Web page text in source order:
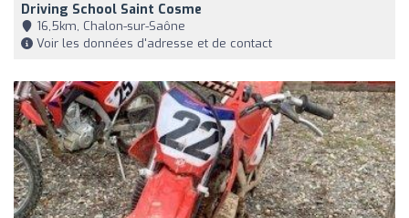
Driving School Saint Cosme
16,5km, Chalon-sur-Saône
Voir les données d'adresse et de contact